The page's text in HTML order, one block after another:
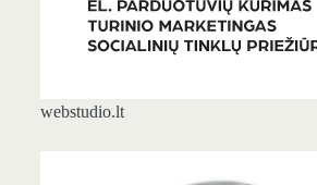
webstudio.lt